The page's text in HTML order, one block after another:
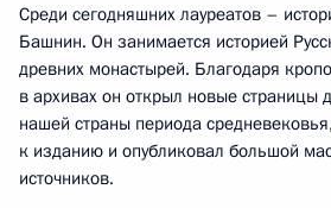
Среди сегодняшних лауреатов –
Башнин. Он занимается историей
древних монастырей. Благодаря
в архивах он открыл новые страницы
нашей страны периода
к изданию и опубликовал большой
источников.